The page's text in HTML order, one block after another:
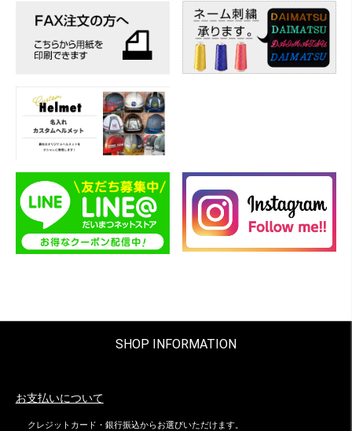
SHOP INFORMATION
お支払いについて
クレジットカード・銀行振込からお選びいただけます。